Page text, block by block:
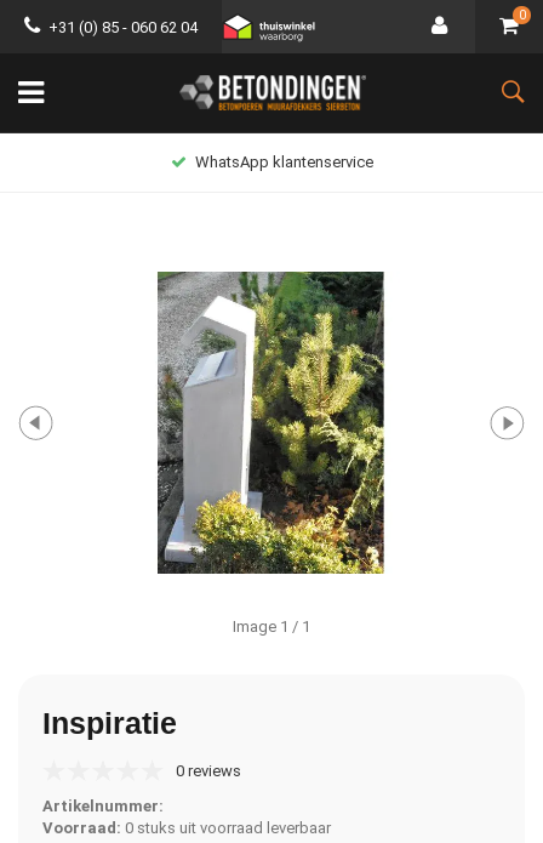
+31 (0) 85 - 060 62 04
0
WhatsApp klantenservice
Image 1 / 1
Inspiratie
0 reviews
Artikelnummer:
Voorraad: 0 stuks uit voorraad leverbaar